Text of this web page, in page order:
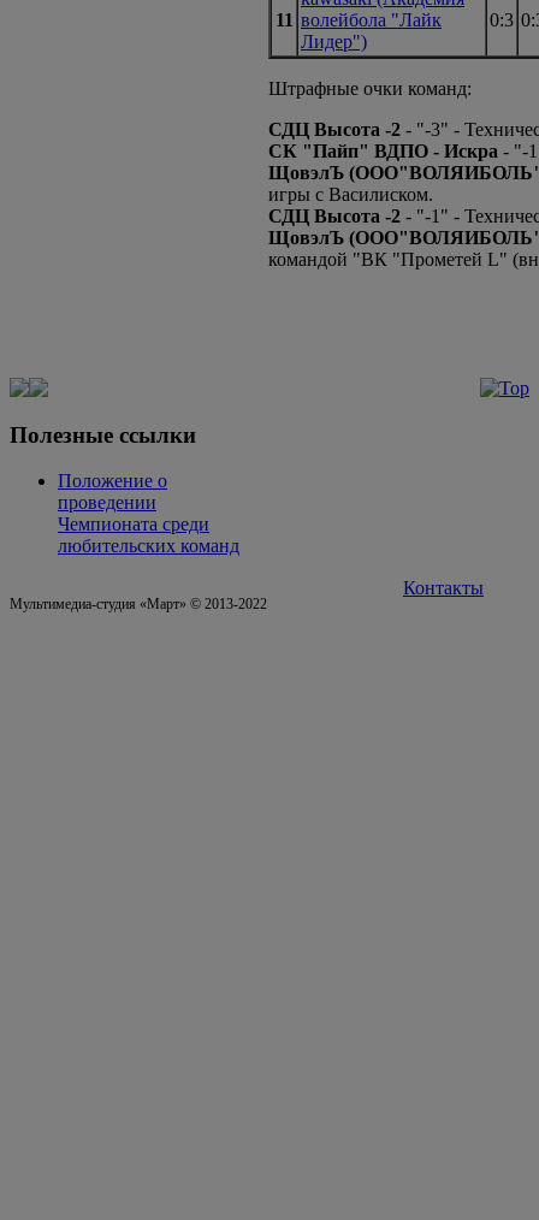
11 волейбола "Лайк
Лидер")
0:3
Штрафные очки команд:
СДЦ Высота -2 - "-3" -
СК "Пайп" ВДПО - Искра - "-
ЩовэлЪ (ООО"ВОЛЯИБОЛЬ"
игры с Василиском.
СДЦ Высота -2 - "-1" -
ЩовэлЪ (ООО"ВОЛЯИБОЛЬ"
командой "ВК "Прометей L"
Полезные ссылки
Положение о
проведении
Чемпионата среди
любительских команд
Мультимедиа-студия «Март» © 2013-2022
Контакты